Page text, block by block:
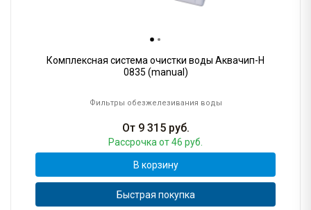
Комплексная система очистки воды Аквачип-H
0835 (manual)
Фильтры обезжелезивания воды
От 9 315руб.
Рассрочка от 46 руб.
В корзину
Быстрая покупка